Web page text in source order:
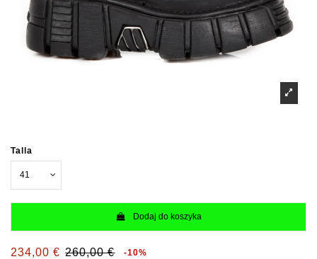
Talla
Dodaj do koszyka
234,00 € 260,00 € -10%